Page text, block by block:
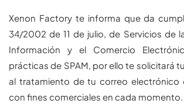
Xenon Factory te informa que da
34/2002 de 11 de julio, de Servicios de
Información y el Comercio
prácticas de SPAM, por ello te solicitará
al tratamiento de tu correo electrónico
con fines comerciales en cada momento.